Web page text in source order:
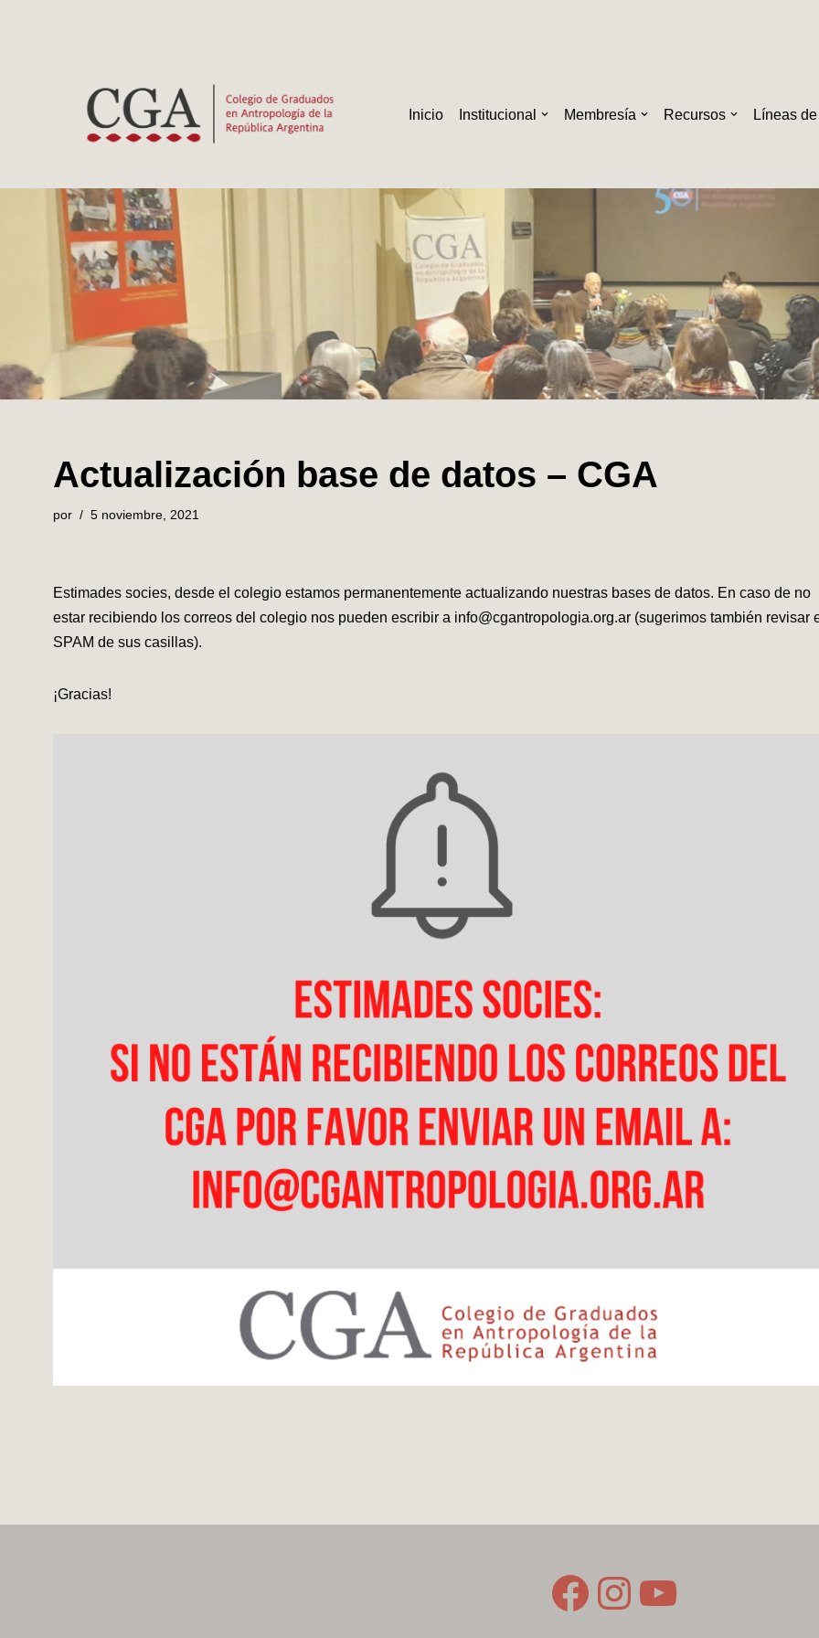
Inicio
Institucional Membresía Recursos Líneas
Actualización base de datos – CGA
por 5 noviembre, 2021
Estimades socies, desde el colegio estamos permanentemente actualizando nuestras bases de datos. En caso de no
estar recibiendo los correos del colegio nos pueden escribir a info@cgantropologia.org.ar (sugerimos también revisar
SPAM de sus casillas).
¡Gracias!